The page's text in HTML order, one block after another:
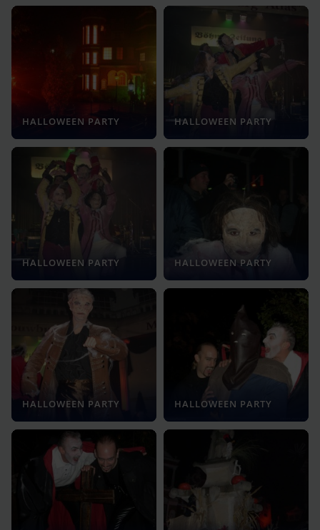
HALLOWEEN PARTY HALLOWEEN PARTY
HALLOWEEN PARTY HALLOWEEN PARTY
HALLOWEEN PARTY HALLOWEEN PARTY